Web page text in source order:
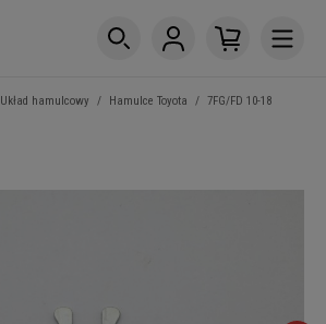
Układ hamulcowy / Hamulce Toyota / 7FG/FD 10-18